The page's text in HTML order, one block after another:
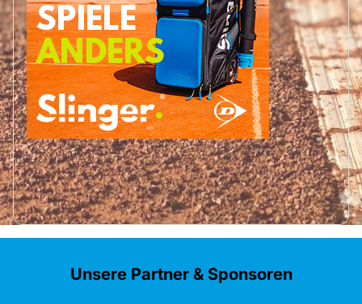
Unsere Partner & Sponsoren